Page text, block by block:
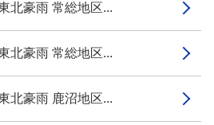
北豪雨 常総地区...
北豪雨 常総地区...
北豪雨 鹿沼地区...